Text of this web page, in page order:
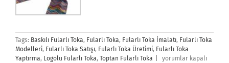
Tags: Baskılı Fularlı Toka, Fularlı Toka, Fularlı Toka İmalatı, Fularlı Toka
Modelleri, Fularlı Toka Satışı, Fularlı Toka Üretimi, Fularlı Toka
Yaptırma, Logolu Fularlı Toka, Toptan Fularlı Toka
Fularlı
yorumlar kapalı